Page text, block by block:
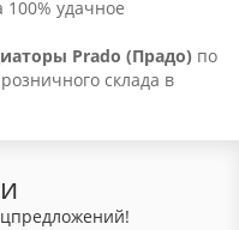
удачное
Prado (Прадо) по
склада в